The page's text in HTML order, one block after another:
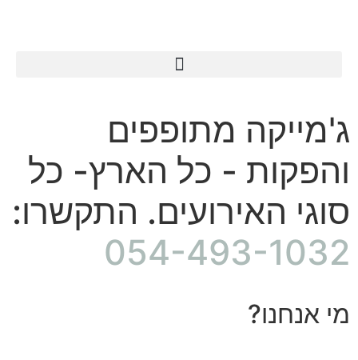
ג'מייקה מתופפים
והפקות - כל הארץ- כל
סוגי האירועים. התקשרו:
054-493-1032
מי אנחנו?